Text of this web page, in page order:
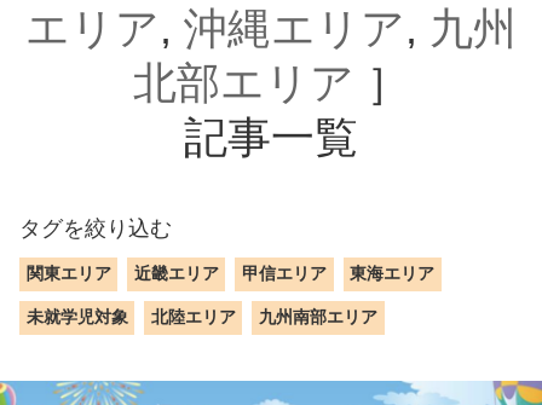
エリア, 沖縄エリア, 九州
北部エリア ］
記事一覧
タグを絞り込む
関東エリア 近畿エリア 甲信エリア 東海エリア
未就学児対象 北陸エリア 九州南部エリア